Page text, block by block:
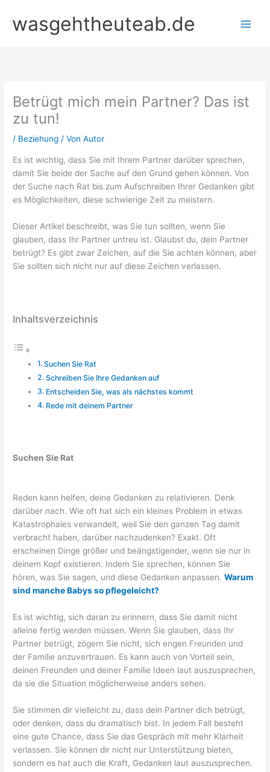
Inhalt
springen
wasgehtheuteab.de
Betrügt mich mein Partner? Das ist
zu tun!
/ Beziehung / VonAutor
Es ist wichtig, dass Sie mit Ihrem Partner darüber sprechen,
damit Sie beide der Sache auf den Grund gehen können. Von
der Suche nach Rat bis zum Aufschreiben Ihrer Gedanken gibt
es Möglichkeiten, diese schwierige Zeit zu meistern.
Dieser Artikel beschreibt, was Sie tun sollten, wenn Sie
glauben, dass Ihr Partner untreu ist. Glaubst du, dein Partner
betrügt? Es gibt zwar Zeichen, auf die Sie achten können, aber
Sie sollten sich nicht nur auf diese Zeichen verlassen.
Inhaltsverzeichnis
Suchen Sie Rat
Schreiben Sie Ihre Gedanken auf
Entscheiden Sie, was als nächstes kommt
Rede mit deinem Partner
Suchen Sie Rat
Reden kann helfen, deine Gedanken zu relativieren. Denk
darüber nach. Wie oft hat sich ein kleines Problem in etwas
Katastrophales verwandelt, weil Sie den ganzen Tag damit
verbracht haben, darüber nachzudenken? Exakt. Oft
erscheinen Dinge größer und beängstigender, wenn sie nur in
deinem Kopf existieren. Indem Sie sprechen, können Sie
hören, was Sie sagen, und diese Gedanken anpassen.Warum
sind manche Babys so pflegeleicht?
Es ist wichtig, sich daran zu erinnern, dass Sie damit nicht
alleine fertig werden müssen. Wenn Sie glauben, dass Ihr
Partner betrügt, zögern Sie nicht, sich engen Freunden und
der Familie anzuvertrauen. Es kann auch von Vorteil sein,
deinen Freunden und deiner Familie Ideen laut auszusprechen,
da sie die Situation möglicherweise anders sehen.
Sie stimmen dir vielleicht zu, dass dein Partner dich betrügt,
oder denken, dass du dramatisch bist. In jedem Fall besteht
eine gute Chance, dass Sie das Gespräch mit mehr Klarheit
verlassen. Sie können dir nicht nur Unterstützung bieten,
sondern es hat auch die Kraft, Gedanken laut auszusprechen.